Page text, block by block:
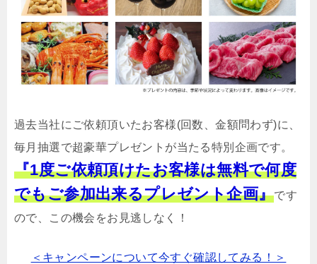
過去当社にご依頼頂いたお客様(回数、金額問わず)に、
毎月抽選で超豪華プレゼントが当たる特別企画です。
『1度ご依頼頂けたお客様は無料で何度
でもご参加出来るプレゼント企画』です
ので、この機会をお見逃しなく！
＜キャンペーンについて今すぐ確認してみる！＞